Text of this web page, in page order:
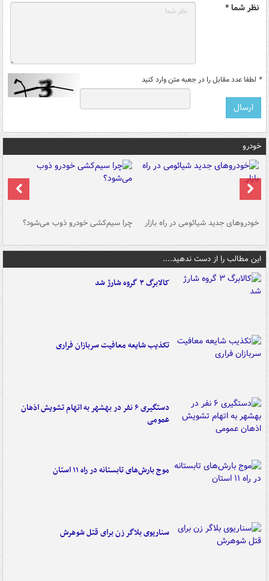
نظر شما *
* لطفا عدد مقابل را در جعبه متن وارد کنید
خودرو
خودروهای جدید شیائومی در راه بازار چرا سیم‌کشی خودرو ذوب می‌شود؟
این مطالب را از دست ندهید....
کالابرگ ۳ گروه شارژ شد
تکذیب شایعه معافیت سربازان فراری
دستگیری ۶ نفر در بهشهر به اتهام تشویش اذهان
عمومی
موج بارش‌های تابستانه در راه ۱۱ استان
سناریوی بلاگر زن برای قتل شوهرش